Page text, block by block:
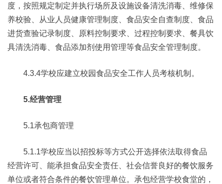
度，按照规定制定并执行场所及设施设备清洗消毒、维修保
养校验、从业人员健康管理制度、食品安全自查制度、食品
进货查验记录制度、原料控制要求、过程控制要求、餐具饮
具清洗消毒、食品添加剂使用管理等食品安全管理制度。
4.3.4学校应建立校园食品安全工作人员考核机制。
5.经营管理
5.1承包商管理
5.1.1学校应当以招投标等方式公开选择依法取得食品
经营许可、能承担食品安全责任、社会信誉良好的餐饮服务
单位或者符合条件的餐饮管理单位。承包经营学校食堂的，